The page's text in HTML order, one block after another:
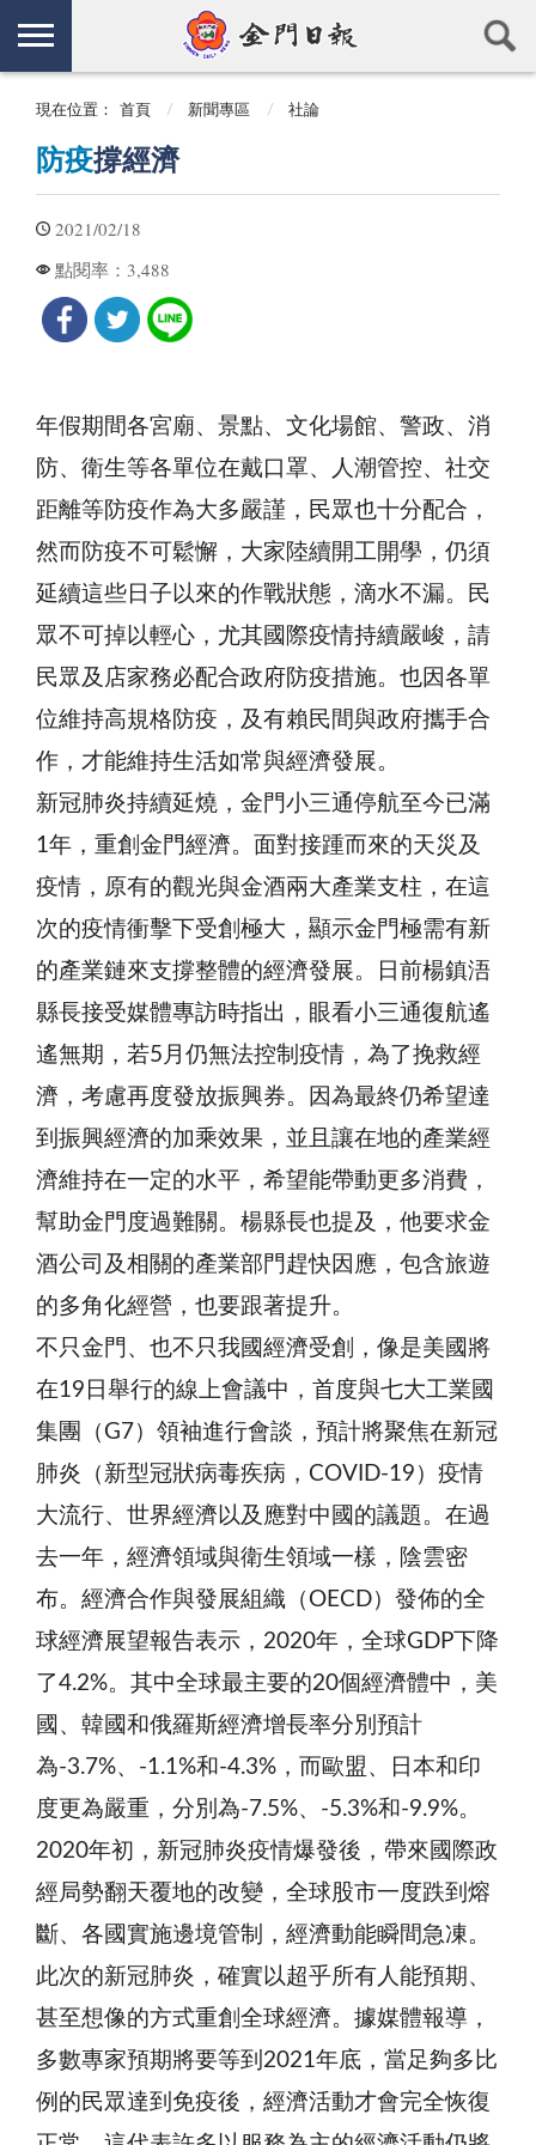
現在位置： 首頁 新聞專區 社論
防疫撐經濟
2021/02/18
點閱率： 3,488
年假期間各宮廟、景點、文化場館、警政、消
防、衛生等各單位在戴口罩、人潮管控、社交
距離等防疫作為大多嚴謹，民眾也十分配合，
然而防疫不可鬆懈，大家陸續開工開學，仍須
延續這些日子以來的作戰狀態，滴水不漏。民
眾不可掉以輕心，尤其國際疫情持續嚴峻，請
民眾及店家務必配合政府防疫措施。也因各單
位維持高規格防疫，及有賴民間與政府攜手合
作，才能維持生活如常與經濟發展。
新冠肺炎持續延燒，金門小三通停航至今已滿
1年，重創金門經濟。面對接踵而來的天災及
疫情，原有的觀光與金酒兩大產業支柱，在這
次的疫情衝擊下受創極大，顯示金門極需有新
的產業鏈來支撐整體的經濟發展。日前楊鎮浯
縣長接受媒體專訪時指出，眼看小三通復航遙
遙無期，若5月仍無法控制疫情，為了挽救經
濟，考慮再度發放振興券。因為最終仍希望達
到振興經濟的加乘效果，並且讓在地的產業經
濟維持在一定的水平，希望能帶動更多消費，
幫助金門度過難關。楊縣長也提及，他要求金
酒公司及相關的產業部門趕快因應，包含旅遊
的多角化經營，也要跟著提升。
不只金門、也不只我國經濟受創，像是美國將
在19日舉行的線上會議中，首度與七大工業國
集團（G7）領袖進行會談，預計將聚焦在新冠
肺炎（新型冠狀病毒疾病，COVID-19）疫情
大流行、世界經濟以及應對中國的議題。在過
去一年，經濟領域與衛生領域一樣，陰雲密
布。經濟合作與發展組織（OECD）發佈的全
球經濟展望報告表示，2020年，全球GDP下降
了4.2%。其中全球最主要的20個經濟體中，美
國、韓國和俄羅斯經濟增長率分別預計
為-3.7%、-1.1%和-4.3%，而歐盟、日本和印
度更為嚴重，分別為-7.5%、-5.3%和-9.9%。
2020年初，新冠肺炎疫情爆發後，帶來國際政
經局勢翻天覆地的改變，全球股市一度跌到熔
斷、各國實施邊境管制，經濟動能瞬間急凍。
此次的新冠肺炎，確實以超乎所有人能預期、
甚至想像的方式重創全球經濟。據媒體報導，
多數專家預期將要等到2021年底，當足夠多比
例的民眾達到免疫後，經濟活動才會完全恢復